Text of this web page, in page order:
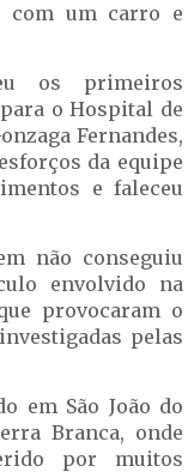
com um carro e
os primeiros
o Hospital de
Fernandes,
da equipe
e faleceu
não conseguiu
envolvido na
provocaram o
pelas
em São João do
Branca, onde
por muitos